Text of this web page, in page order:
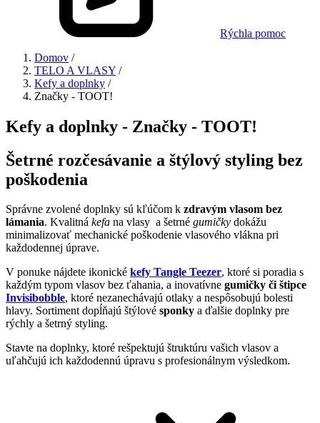
Rýchla pomoc
Domov /
TELO A VLASY /
Kefy a doplnky /
Značky - TOOT!
Kefy a doplnky - Značky - TOOT!
Šetrné rozčesávanie a štýlový styling bez
poškodenia
Správne zvolené doplnky sú kľúčom k zdravým vlasom bez
lámania. Kvalitná kefa na vlasy a šetrné gumičky dokážu
minimalizovať mechanické poškodenie vlasového vlákna pri
každodennej úprave.
V ponuke nájdete ikonické kefy Tangle Teezer, ktoré si poradia s
každým typom vlasov bez ťahania, a inovatívne gumičky či štipce
Invisibobble, ktoré nezanechávajú otlaky a nespôsobujú bolesti
hlavy. Sortiment dopĺňajú štýlové sponky a ďalšie doplnky pre
rýchly a šetrný styling.
Stavte na doplnky, ktoré rešpektujú štruktúru vašich vlasov a
uľahčujú ich každodennú úpravu s profesionálnym výsledkom.